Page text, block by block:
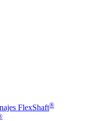
FlexShaft®